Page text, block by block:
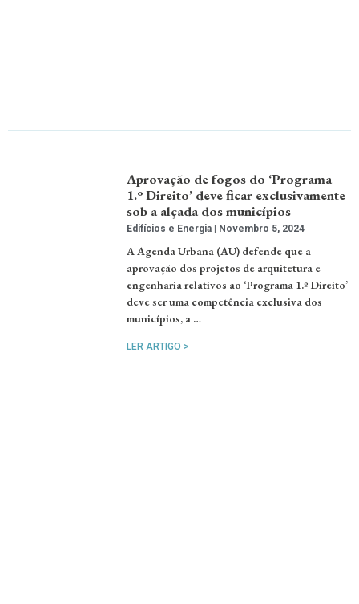
Aprovação de fogos do ‘Programa
1.º Direito’ deve ficar exclusivamente
sob a alçada dos municípios
Edifícios e Energia Novembro 5, 2024
A Agenda Urbana (AU) defende que a
aprovação dos projetos de arquitetura e
engenharia relativos ao ‘Programa 1.º Direito’
deve ser uma competência exclusiva dos
municípios, a …
LER ARTIGO >